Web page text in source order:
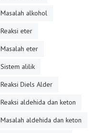
Masalah alkohol
Reaksi eter
Masalah eter
Sistem alilik
Reaksi Diels Alder
Reaksi aldehida dan keton
Masalah aldehida dan keton